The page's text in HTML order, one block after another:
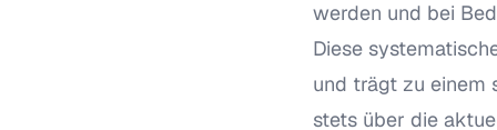
werden und bei
Diese
und trägt zu einem
stets über die